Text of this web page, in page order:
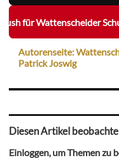
für Wattenscheider
Autorenseite:
Patrick Joswig
Diesen Artikel
Einloggen, um Themen zu